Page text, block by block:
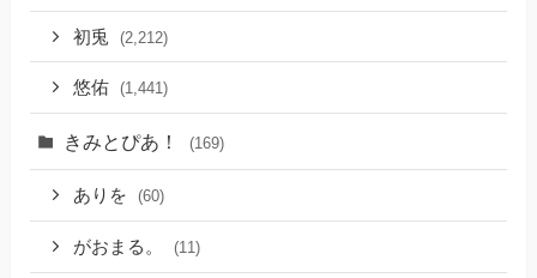
初兎 (2,212)
悠佑 (1,441)
きみとぴあ！ (169)
ありを (60)
がおまる。 (11)